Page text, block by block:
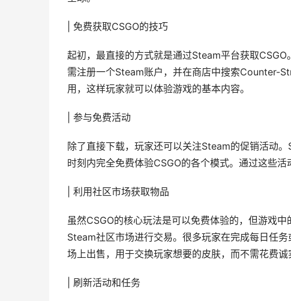
| 免费获取CSGO的技巧
起初，最直接的方式就是通过Steam平台获取
需注册一个Steam账户，并在商店中搜索Counter-
用，这样玩家就可以体验游戏的基本内容。
| 参与免费活动
除了直接下载，玩家还可以关注Steam的促销活动
时刻内完全免费体验CSGO的各个模式。通过这些
| 利用社区市场获取物品
虽然CSGO的核心玩法是可以免费体验的，但游戏
Steam社区市场进行交易。很多玩家在完成每日任
场上出售，用于交换玩家想要的皮肤，而不需花费诚
| 刷新活动和任务